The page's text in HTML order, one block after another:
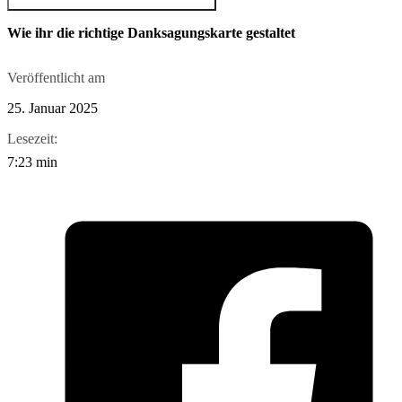
Wie ihr die richtige Danksagungskarte gestaltet
Veröffentlicht am
25. Januar 2025
Lesezeit:
7:23 min